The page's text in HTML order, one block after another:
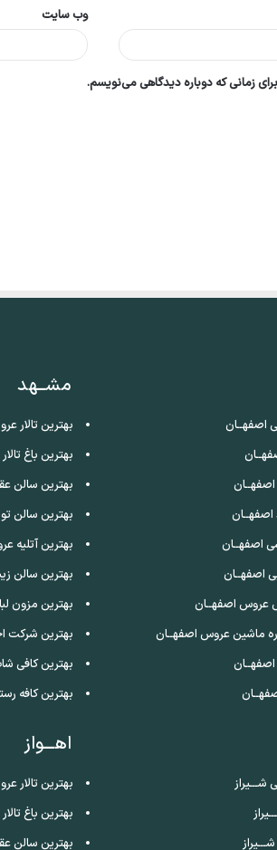
وب‌ سایت
زمانی که دوباره دیدگاهی می‌نویسم.
اصفهــان
اصفهــان
اصفهــان
عروس اصفهــان
ماشین عروس اصفهــان
مشــهد
بهترین تالار
بهترین باغ
بهترین سالن
بهترین سالن
بهترین آتلیه
بهترین سالن
بهترین مزون
بهترین شرکت
بهترین کافی
بهترین کافه
اهـــواز
بهترین تالار
بهترین باغ تالار
بهترین سالن